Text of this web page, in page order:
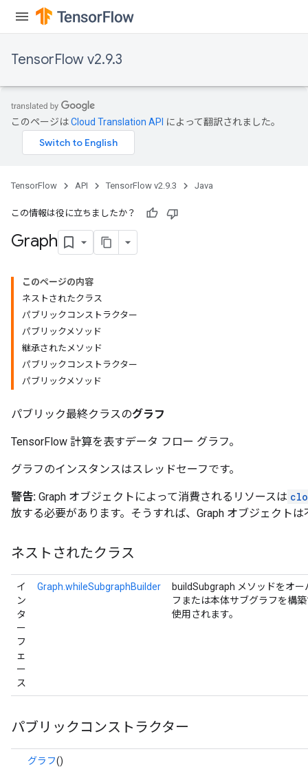
TensorFlow v2.9.3
このページはCloud Translation API によって翻訳されました。
TensorFlow API TensorFlow v2.9.3 Java
この情報は役に立ちましたか？
Graph
このページの内容
ネストされたクラス
パブリックコンストラクター
パブリックメソッド
継承されたメソッド
パブリックコンストラクター
パブリックメソッド
パブリック最終クラスのグラフ
TensorFlow 計算を表すデータ フロー グラフ。
グラフのインスタンスはスレッドセーフです。
警告: Graph オブジェクトによって消費されるリソースは
放する必要があります。そうすれば、Graph オブジェクトは
ネストされたクラス
イ
ン
タ
ー
フ
ェ
ー
ス
Graph.whileSubgraphBuilder
buildSubgraph メソッドをオ
フまたは本体サブグラフを構
使用されます。
パブリックコンストラクター
グラフ()